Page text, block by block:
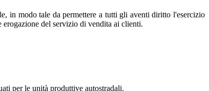
in modo tale da permettere a tutti gli aventi diritto l'esercizio
del servizio di vendita ai clienti.
per le unità produttive autostradali.